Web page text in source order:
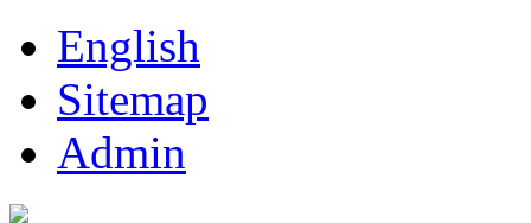
English
Sitemap
Admin